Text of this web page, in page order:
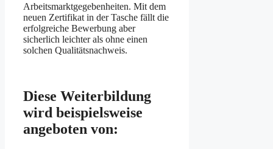
Arbeitsmarktgegebenheiten. Mit dem
neuen Zertifikat in der Tasche fällt die
erfolgreiche Bewerbung aber
sicherlich leichter als ohne einen
solchen Qualitätsnachweis.
Diese Weiterbildung
wird beispielsweise
angeboten von: